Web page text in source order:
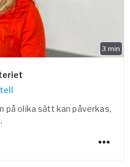
3 min
på olika sätt kan påverkas,